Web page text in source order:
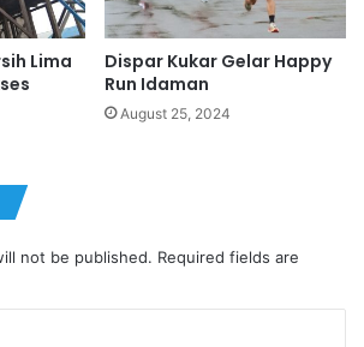
Lima
Dispar Kukar Gelar Happy
Run Idaman
August 25, 2024
not be published. Required fields are